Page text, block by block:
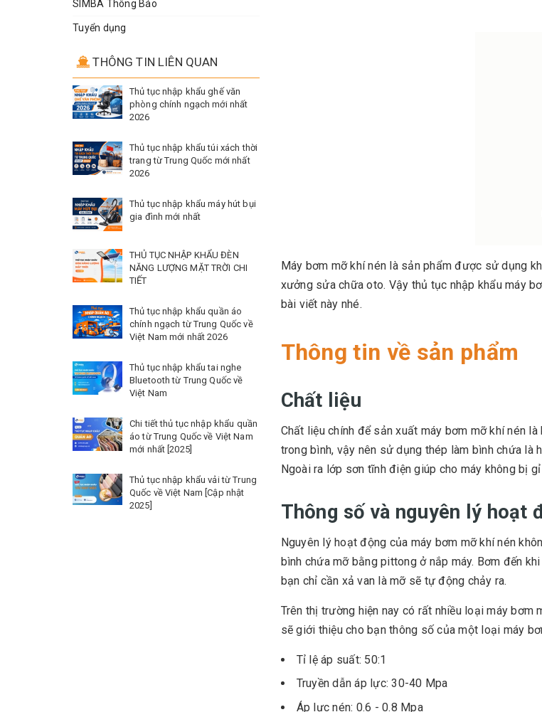
Máy bơm mỡ khí nén là sản phẩm được sử dụng
xưởng sửa chữa oto. Vậy thủ tục nhập khẩu máy
bài viết này nhé.
Thông tin về sản phẩm
Chất liệu
Chất liệu chính để sản xuất máy bơm mỡ khí nén
trong bình, vậy nên sử dụng thép làm bình chứa là
Ngoài ra lớp sơn tĩnh điện giúp cho máy không bị
Thông số và nguyên lý hoạt
Nguyên lý hoạt động của máy bơm mỡ khí nén
bình chứa mỡ bằng pittong ở nắp máy. Bơm đến
bạn chỉ cần xả van là mỡ sẽ tự động chảy ra.
Trên thị trường hiện nay có rất nhiều loại máy bơm
sẽ giới thiệu cho bạn thông số của một loại máy
Tỉ lệ áp suất: 50:1
Truyền dẫn áp lực: 30-40 Mpa
Áp lực nén: 0.6 - 0.8 Mpa
SIMBA Thông Báo
Tuyển dụng
THÔNG TIN LIÊN QUAN
Thủ tục nhập khẩu ghế văn
phòng chính ngạch mới nhất
2026
Thủ tục nhập khẩu túi xách thời
trang từ Trung Quốc mới nhất
2026
Thủ tục nhập khẩu máy hút bụi
gia đình mới nhất
THỦ TỤC NHẬP KHẨU ĐÈN
NĂNG LƯỢNG MẶT TRỜI CHI
TIẾT
Thủ tục nhập khẩu quần áo
chính ngạch từ Trung Quốc về
Việt Nam mới nhất 2026
Thủ tục nhập khẩu tai nghe
Bluetooth từ Trung Quốc về
Việt Nam
Chi tiết thủ tục nhập khẩu quần
áo từ Trung Quốc về Việt Nam
mới nhất [2025]
Thủ tục nhập khẩu vải từ Trung
Quốc về Việt Nam [Cập nhật
2025]